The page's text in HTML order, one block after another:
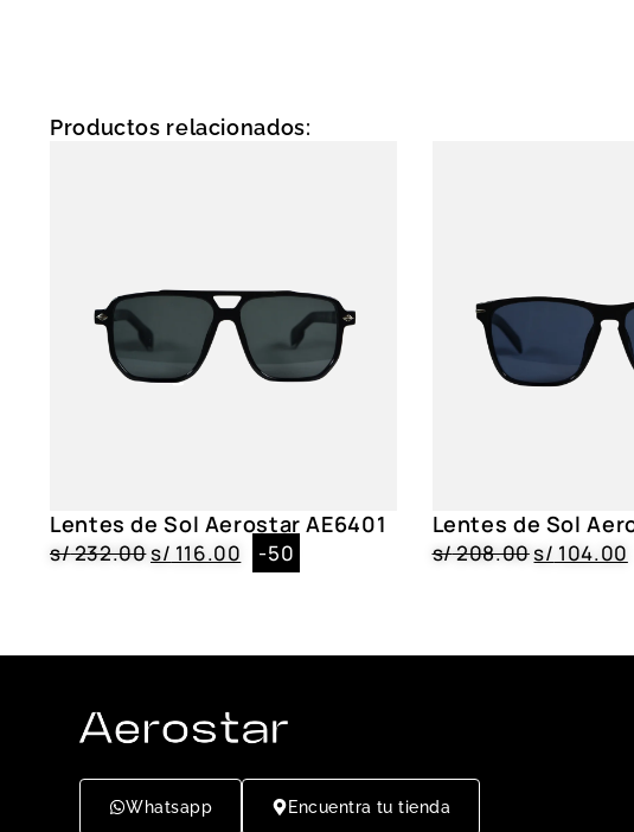
Productos relacionados:
Lentes de Sol Aerostar AE6401
s/232.00s/ 116.00 -50
Lentes de Sol
s/208.00s/ 104.00
Whatsapp Encuentra tu tienda